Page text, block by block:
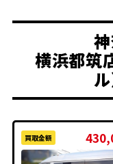
横浜都筑
買取金額